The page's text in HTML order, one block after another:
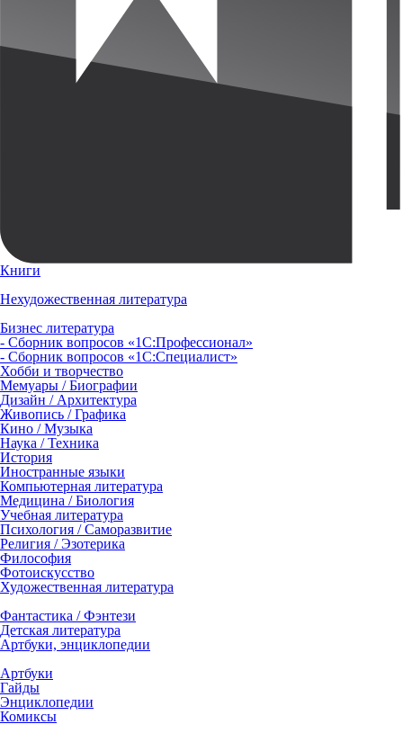
Книги
Нехудожественная литература
Бизнес литература
- Сборник вопросов «1С:Профессионал»
- Сборник вопросов «1С:Специалист»
Хобби и творчество
Мемуары / Биографии
Дизайн / Архитектура
Живопись / Графика
Кино / Музыка
Наука / Техника
История
Иностранные языки
Компьютерная литература
Медицина / Биология
Учебная литература
Психология / Саморазвитие
Религия / Эзотерика
Философия
Фотоискусство
Художественная литература
Фантастика / Фэнтези
Детская литература
Артбуки, энциклопедии
Артбуки
Гайды
Энциклопедии
Комиксы